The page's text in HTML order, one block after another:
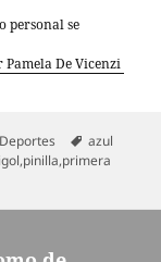
personal se
Pamela De Vicenzi
Categorías
Deportes Etiquetas
azul
,pinilla,primera